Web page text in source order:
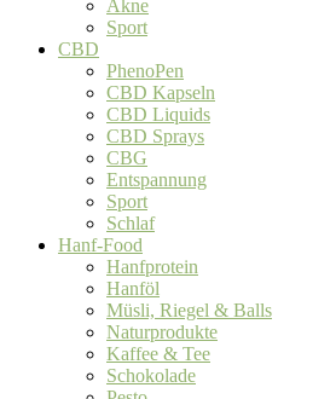
Akne
Sport
CBD
PhenoPen
CBD Kapseln
CBD Liquids
CBD Sprays
CBG
Entspannung
Sport
Schlaf
Hanf-Food
Hanfprotein
Hanföl
Müsli, Riegel & Balls
Naturprodukte
Kaffee & Tee
Schokolade